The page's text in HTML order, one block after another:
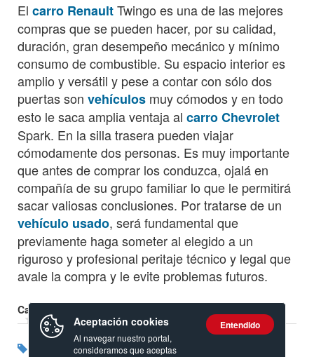
El carro RenaultTwingo es una de las mejores
compras que se pueden hacer, por su calidad,
duración, gran desempeño mecánico y mínimo
consumo de combustible. Su espacio interior es
amplio y versátil y pese a contar con sólo dos
puertas son vehículos muy cómodos y en todo
esto le saca amplia ventaja al carro Chevrolet
Spark. En la silla trasera pueden viajar
cómodamente dos personas. Es muy importante
que antes de comprar los conduzca, ojalá en
compañía de su grupo familiar lo que le permitirá
sacar valiosas conclusiones. Por tratarse de un
vehículo usado, será fundamental que
previamente haga someter al elegido a un
riguroso y profesional peritaje técnico y legal que
avale la compra y le evite problemas futuros.
Calificación:
Por Twingo Renault Spark
Aceptación cookies
Al navegar nuestro portal,
consideramos que aceptas
Entendido